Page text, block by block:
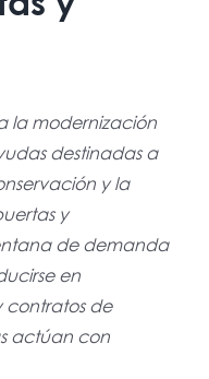
la modernización
destinadas a
y la
y
de demanda
en
contratos de
actúan con